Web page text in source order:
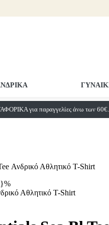
για παραγγελίες άνω των 60€.
Ανδρικό Αθλητικό T-Shirt